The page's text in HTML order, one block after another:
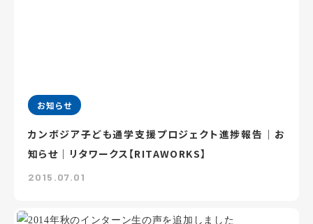
お知らせ
カンボジア子ども通学支援プロジェクト進捗報告｜お
知らせ｜リタワークス【RITAWORKS】
2015.07.01